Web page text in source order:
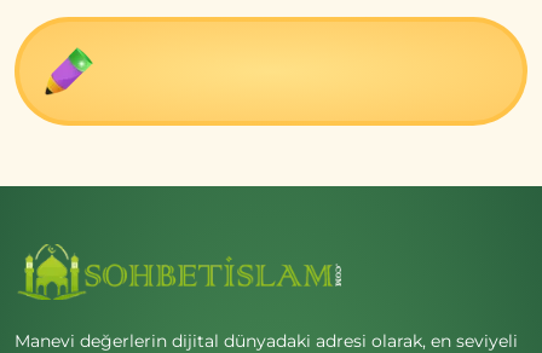
Manevi değerlerin dijital dünyadaki adresi olarak, en seviyeli